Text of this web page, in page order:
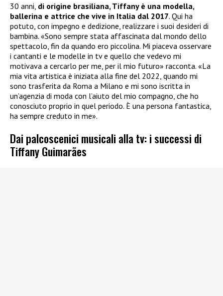
30 anni, di origine brasiliana, Tiffany è una modella,
ballerina e attrice che vive in Italia dal 2017. Qui ha
potuto, con impegno e dedizione, realizzare i suoi desideri di
bambina. «Sono sempre stata affascinata dal mondo dello
spettacolo, fin da quando ero piccolina. Mi piaceva osservare
i cantanti e le modelle in tv e quello che vedevo mi
motivava a cercarlo per me, per il mio futuro» racconta. «La
mia vita artistica è iniziata alla fine del 2022, quando mi
sono trasferita da Roma a Milano e mi sono iscritta in
un’agenzia di moda con l’aiuto del mio compagno, che ho
conosciuto proprio in quel periodo. È una persona fantastica,
ha sempre creduto in me».
Dai palcoscenici musicali alla tv: i successi di
Tiffany Guimarães